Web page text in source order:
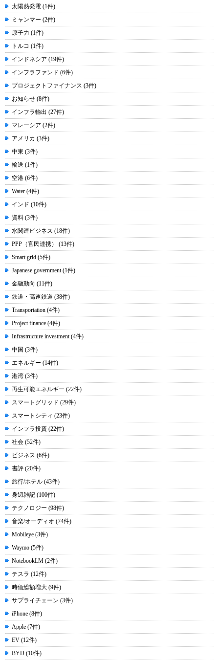
太陽熱発電 (1件)
ミャンマー (2件)
原子力 (1件)
トルコ (1件)
インドネシア (19件)
インフラファンド (6件)
プロジェクトファイナンス (3件)
お知らせ (8件)
インフラ輸出 (27件)
マレーシア (2件)
アメリカ (3件)
中東 (3件)
輸送 (1件)
空港 (6件)
Water (4件)
インド (10件)
資料 (3件)
水関連ビジネス (18件)
PPP（官民連携） (13件)
Smart grid (5件)
Japanese government (1件)
金融動向 (11件)
鉄道・高速鉄道 (38件)
Transportation (4件)
Project finance (4件)
Infrastructure investment (4件)
中国 (3件)
エネルギー (14件)
港湾 (3件)
再生可能エネルギー (22件)
スマートグリッド (29件)
スマートシティ (23件)
インフラ投資 (22件)
社会 (52件)
ビジネス (6件)
書評 (20件)
旅行/ホテル (43件)
身辺雑記 (100件)
テクノロジー (98件)
音楽/オーディオ (74件)
Mobileye (3件)
Waymo (5件)
NotebookLM (2件)
テスラ (12件)
時価総額増大 (9件)
サプライチェーン (3件)
iPhone (8件)
Apple (7件)
EV (12件)
BYD (10件)